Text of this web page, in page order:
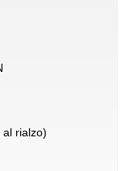
rialzo)